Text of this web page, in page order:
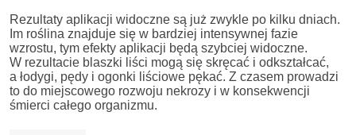
Rezultaty aplikacji widoczne są już zwykle po kilku dniach.
Im roślina znajduje się w bardziej intensywnej fazie
wzrostu, tym efekty aplikacji będą szybciej widoczne.
W rezultacie blaszki liści mogą się skręcać i odkształcać,
a łodygi, pędy i ogonki liściowe pękać. Z czasem prowadzi
to do miejscowego rozwoju nekrozy i w konsekwencji
śmierci całego organizmu.